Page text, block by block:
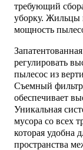
требующий
уборку. Жильцы
мощность
регулировать
пылесос из
Съемный
обеспечивает
Уникальная
мусора со всех
которая удобна
пространства